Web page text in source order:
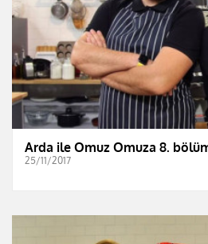
Arda ile Omuz Omuza 8. bölüm
25/11/2017